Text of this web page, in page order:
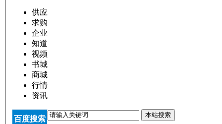
供应
求购
企业
知道
视频
书城
商城
行情
资讯
百度搜索 本站搜索